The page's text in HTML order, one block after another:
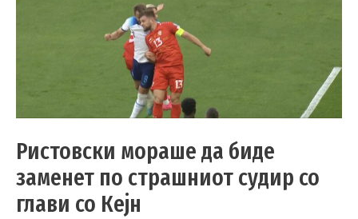
Ристовски мораше да биде
заменет по страшниот судир со
глави со Кејн